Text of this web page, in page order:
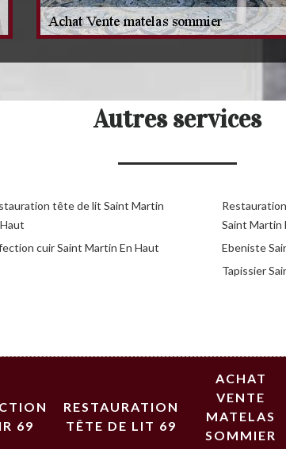
Autres services
tête de lit Saint Martin
cuir Saint Martin En Haut
Saint Martin
Ebeniste
Tapissier
69
RESTAURATION
TÊTE DE LIT 69
ACHAT
VENTE
MATELAS
SOMMIER